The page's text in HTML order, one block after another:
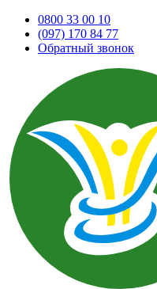
0800 33 00 10
(097) 170 84 77
Обратный звонок